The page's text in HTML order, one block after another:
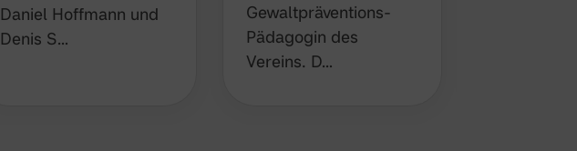
Hoffmann und Denis
S…
Gewaltpräventions-
Pädagogin des
Vereins. D…